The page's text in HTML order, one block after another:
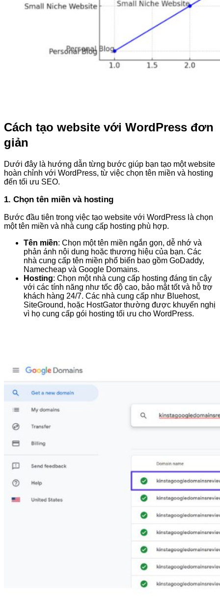
Cách tạo website với WordPress đơn
giản
Dưới đây là hướng dẫn từng bước giúp bạn tạo một website
hoàn chỉnh với WordPress, từ việc chọn tên miền và hosting
đến tối ưu SEO.
1. Chọn tên miền và hosting
Bước đầu tiên trong việc tạo website với WordPress là chọn
một tên miền và nhà cung cấp hosting phù hợp.
Tên miền: Chọn một tên miền ngắn gọn, dễ nhớ và
phản ánh nội dung hoặc thương hiệu của bạn. Các
nhà cung cấp tên miền phổ biến bao gồm GoDaddy,
Namecheap và Google Domains.
Hosting: Chọn một nhà cung cấp hosting đáng tin cậy
với các tính năng như tốc độ cao, bảo mật tốt và hỗ trợ
khách hàng 24/7. Các nhà cung cấp như Bluehost,
SiteGround, hoặc HostGator thường được khuyến nghị
vì họ cung cấp gói hosting tối ưu cho WordPress.